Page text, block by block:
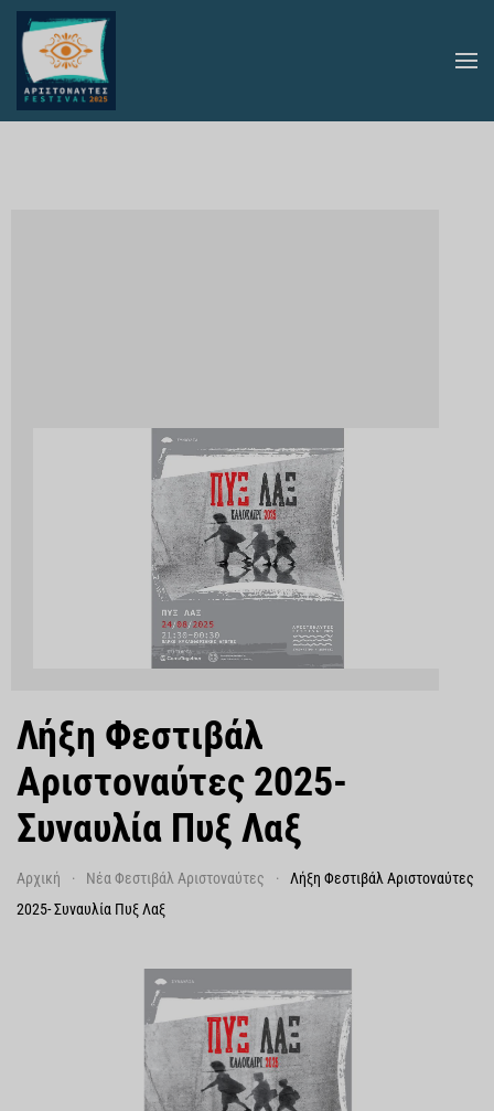
Skip to main content
Λήξη Φεστιβάλ
Αριστοναύτες 2025-
Συναυλία Πυξ Λαξ
Αρχική Νέα Φεστιβάλ Αριστοναύτες
Λήξη Φεστιβάλ Αριστοναύτες
2025- Συναυλία Πυξ Λαξ